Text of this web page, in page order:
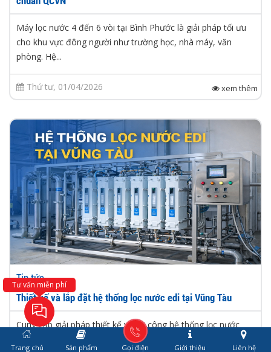
Máy lọc nước 4 đến 6 vòi tại Bình Phước là giải pháp tối ưu
cho khu vực đông người như trường học, nhà máy, văn
phòng. Hệ...
Thứ tư, 01/04/2026 xem thêm
Tin tức
Thiết kế và lắp đặt hệ thống lọc nước edi tại Vũng Tàu
Cung cấp giải pháp thiết kế và thi công hệ thống lọc nước
EDI tại Vũng Tàu, đảm bảo nước siêu tinh khiết, vận hành ổn
Tư vấn miễn phí
Trang chủ Sản phẩm Gọi điện Giới thiệu Liên hệ